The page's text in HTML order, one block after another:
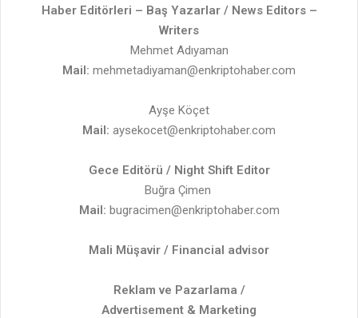
Haber Editörleri – Baş Yazarlar / News Editors –
Writers
Mehmet Adıyaman
Mail: mehmetadiyaman@enkriptohaber.com
Ayşe Köçet
Mail: aysekocet@enkriptohaber.com
Gece Editörü / Night Shift Editor
Buğra Çimen
Mail: bugracimen@enkriptohaber.com
Mali Müşavir / Financial advisor
Reklam ve Pazarlama /
Advertisement & Marketing